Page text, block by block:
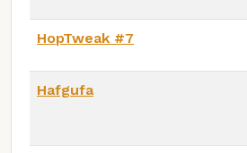
HopTweak #7
Hafgufa